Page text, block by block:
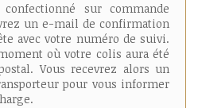
confectionné sur commande
un e-mail de confirmation
avec votre numéro de suivi.
où votre colis aura été
Vous recevrez alors un
pour vous informer